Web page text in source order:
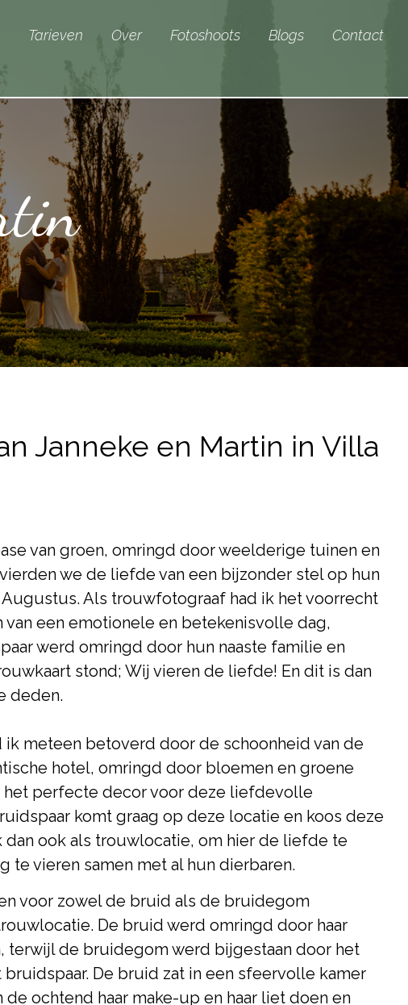
Tarieven Over Fotoshoots Blogs Contact
Janneke en Martin in Villa
van groen, omringd door weelderige tuinen en
we de liefde van een bijzonder stel op hun
Als trouwfotograaf had ik het voorrecht
een emotionele en betekenisvolle dag,
werd omringd door hun naaste familie en
stond; Wij vieren de liefde! En dit is dan
deden.
ik meteen betoverd door de schoonheid van de
hotel, omringd door bloemen en groene
het perfecte decor voor deze liefdevolle
komt graag op deze locatie en koos deze
ook als trouwlocatie, om hier de liefde te
te vieren samen met al hun dierbaren.
voor zowel de bruid als de bruidegom
De bruid werd omringd door haar
terwijl de bruidegom werd bijgestaan door het
De bruid zat in een sfeervolle kamer
de ochtend haar make-up en haar liet doen en